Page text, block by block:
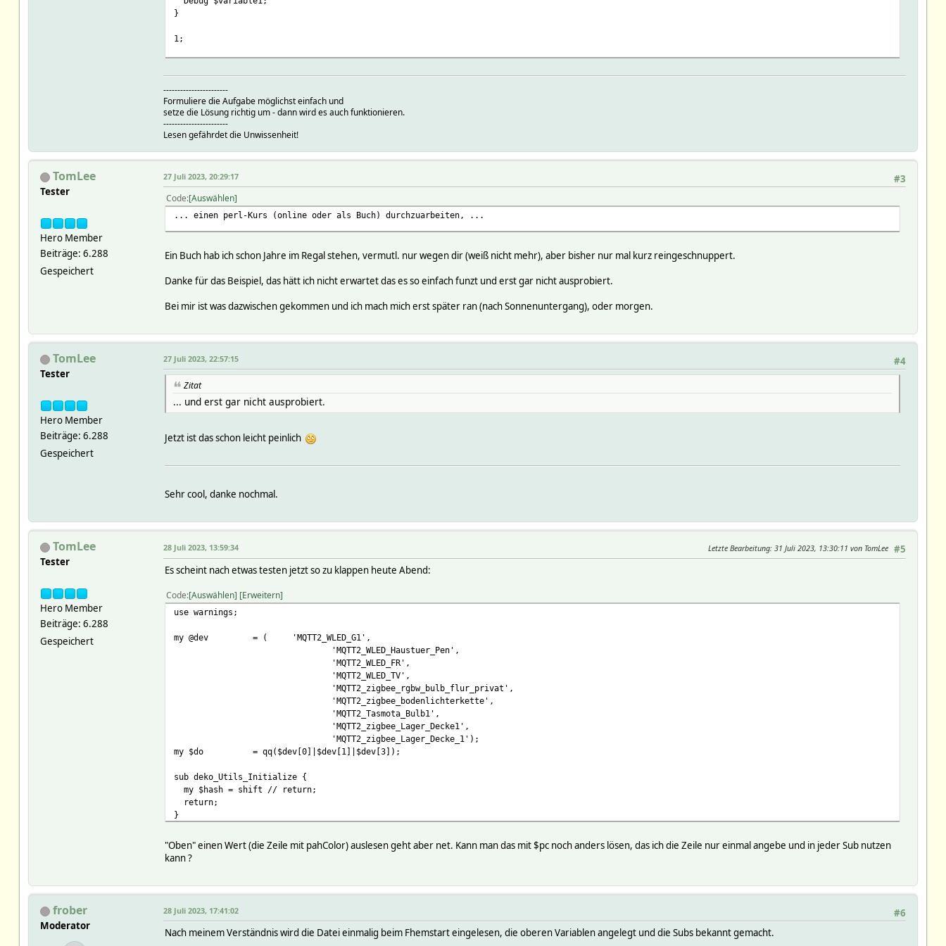
my $stat
'MQTT2_WLED_FR',
'MQTT2_zigbee_rgbw_bulb_flur_privat',
'MQTT2_zigbee_Lager_Decke1',
return fhem("set $dev[7]:FILTER=state=on rgb $pc") if localtime->hour >= 21;
}
1;
}
1;
-----------------------
Formuliere die Aufgabe möglichst einfach und
setze die Lösung richtig um - dann wird es auch funktionieren.
-----------------------
Lesen gefährdet die Unwissenheit!
TomLee
Tester
Hero Member
Beiträge: 6.288
Gespeichert
#3
27 Juli 2023, 20:29:17
Code Auswählen
... einen perl-Kurs (online oder als Buch) durchzuarbeiten, ...
Ein Buch hab ich schon Jahre im Regal stehen, vermutl. nur wegen dir (weiß nicht mehr), aber bisher nur mal kurz reingeschnuppert.
Danke für das Beispiel, das hätt ich nicht erwartet das es so einfach funzt und erst gar nicht ausprobiert.
Bei mir ist was dazwischen gekommen und ich mach mich erst später ran (nach Sonnenuntergang), oder morgen.
TomLee
Tester
Hero Member
Beiträge: 6.288
Gespeichert
#4
27 Juli 2023, 22:57:15
Zitat
... und erst gar nicht ausprobiert.
Jetzt ist das schon leicht peinlich
Sehr cool, danke nochmal.
TomLee
Tester
Hero Member
Beiträge: 6.288
Gespeichert
#5
28 Juli 2023, 13:59:34 Letzte Bearbeitung: 31 Juli 2023, 13:30:11 von TomLee
Es scheint nach etwas testen jetzt so zu klappen heute Abend:
Code Auswählen Erweitern
use warnings;
my @dev = (
'MQTT2_WLED_G1',
'MQTT2_WLED_Haustuer_Pen',
'MQTT2_WLED_FR',
'MQTT2_WLED_TV',
'MQTT2_zigbee_rgbw_bulb_flur_privat',
'MQTT2_zigbee_bodenlichterkette',
'MQTT2_Tasmota_Bulb1',
'MQTT2_zigbee_Lager_Decke1',
'MQTT2_zigbee_Lager_Decke_1');
my $do
= qq($dev[0]|$dev[1]|$dev[3]);
sub deko_Utils_Initialize {
my $hash = shift // return;
return;
}
sub dekosunrise { #at_Deko_sunrise
my $pc
return fhem("
set not_BM_Garage status on;
"Oben" einen Wert (die Zeile mit pahColor) auslesen geht aber net. Kann man das mit $pc noch anders lösen, das ich die Zeile nur einmal angebe und in jeder Sub nutzen
kann ?
frober
Moderator
#6
28 Juli 2023, 17:41:02
Nach meinem Verständnis wird die Datei einmalig beim Fhemstart eingelesen, die oberen Variablen angelegt und die Subs bekannt gemacht.